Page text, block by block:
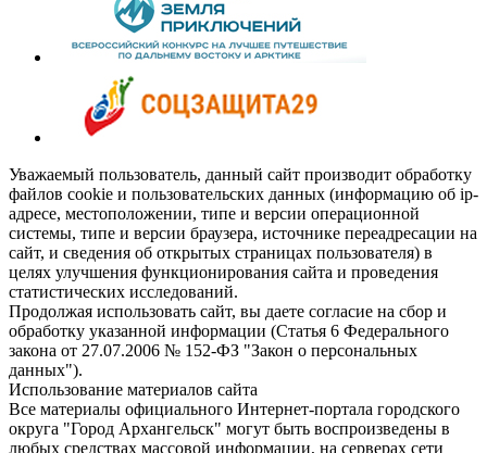
Уважаемый пользователь, данный сайт производит обработку
файлов cookie и пользовательских данных (информацию об ip-
адресе, местоположении, типе и версии операционной
системы, типе и версии браузера, источнике переадресации на
сайт, и сведения об открытых страницах пользователя) в
целях улучшения функционирования сайта и проведения
статистических исследований.
Продолжая использовать сайт, вы даете согласие на сбор и
обработку указанной информации (Статья 6 Федерального
закона от 27.07.2006 № 152-ФЗ "Закон о персональных
данных").
Использование материалов сайта
Все материалы официального Интернет-портала городского
округа "Город Архангельск" могут быть воспроизведены в
любых средствах массовой информации, на серверах сети